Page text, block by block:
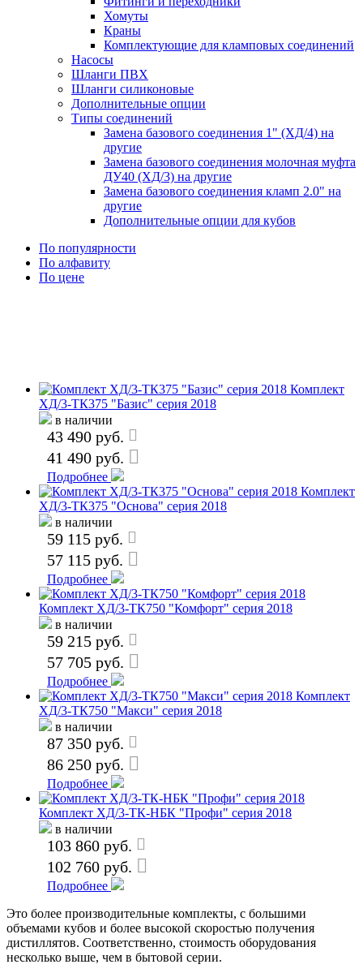
Хомуты
Краны
Комплектующие для кламповых соединений
Насосы
Шланги ПВХ
Шланги силиконовые
Дополнительные опции
Типы соединений
Замена базового соединения 1" (ХД/4) на
другие
Замена базового соединения молочная муфта
ДУ40 (ХД/3) на другие
Замена базового соединения кламп 2.0" на
другие
Дополнительные опции для кубов
По популярности
По алфавиту
По цене
Комплект
ХД/3-ТК375 "Базис" серия 2018
в наличии
43 490 руб.
41 490 руб.
Подробнее
Комплект
ХД/3-ТК375 "Основа" серия 2018
в наличии
59 115 руб.
57 115 руб.
Подробнее
Комплект ХД/3-ТК750 "Комфорт" серия 2018
в наличии
59 215 руб.
57 705 руб.
Подробнее
Комплект
ХД/3-ТК750 "Макси" серия 2018
в наличии
87 350 руб.
86 250 руб.
Подробнее
Комплект ХД/3-ТК-НБК "Профи" серия 2018
в наличии
103 860 руб.
102 760 руб.
Подробнее
Это более производительные комплекты, с большими
объемами кубов и более высокой скоростью получения
дистиллятов. Соответственно, стоимость оборудования
несколько выше, чем в бытовой серии.